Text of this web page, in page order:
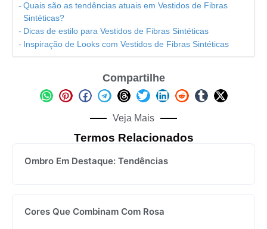
Quais são as tendências atuais em Vestidos de Fibras
Sintéticas?
Dicas de estilo para Vestidos de Fibras Sintéticas
Inspiração de Looks com Vestidos de Fibras Sintéticas
Compartilhe
Veja Mais
Termos Relacionados
Ombro Em Destaque: Tendências
Cores Que Combinam Com Rosa